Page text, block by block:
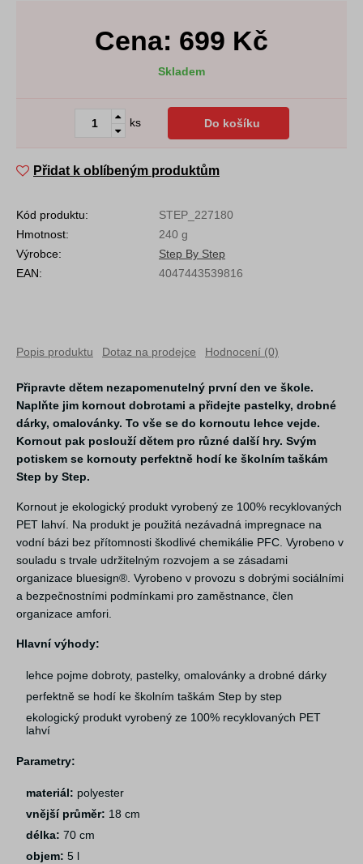
Cena: 699 Kč
Skladem
ks Do košíku
Přidat k oblíbeným produktům
Kód produktu:
STEP_227180
Hmotnost:
240 g
Výrobce:
Step By Step
EAN:
4047443539816
Popis produktu Dotaz na prodejce Hodnocení (0)
Připravte dětem nezapomenutelný první den ve škole.
Naplňte jim kornout dobrotami a přidejte pastelky, drobné
dárky, omalovánky. To vše se do kornoutu lehce vejde.
Kornout pak poslouží dětem pro různé další hry. Svým
potiskem se kornouty perfektně hodí ke školním taškám
Step by Step.
Kornout je ekologický produkt vyrobený ze 100% recyklovaných
PET lahví. Na produkt je použitá nezávadná impregnace na
vodní bázi bez přítomnosti škodlivé chemikálie PFC. Vyrobeno v
souladu s trvale udržitelným rozvojem a se zásadami
organizace bluesign®. Vyrobeno v provozu s dobrými sociálními
a bezpečnostními podmínkami pro zaměstnance, člen
organizace amfori.
Hlavní výhody:
lehce pojme dobroty, pastelky, omalovánky a drobné dárky
perfektně se hodí ke školním taškám Step by step
ekologický produkt vyrobený ze 100% recyklovaných PET
lahví
Parametry:
materiál: polyester
vnější průměr: 18 cm
délka: 70 cm
objem: 5 l